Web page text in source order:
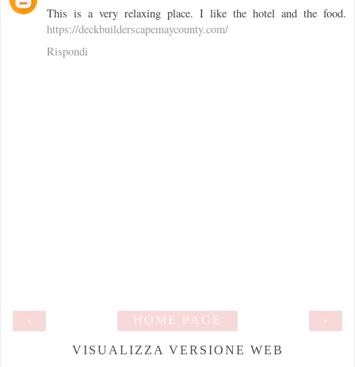
This is a very relaxing place. I like the hotel and the food.
https://deckbuilderscapemaycounty.com/
Rispondi
›
HOME PAGE
VISUALIZZA VERSIONE WEB